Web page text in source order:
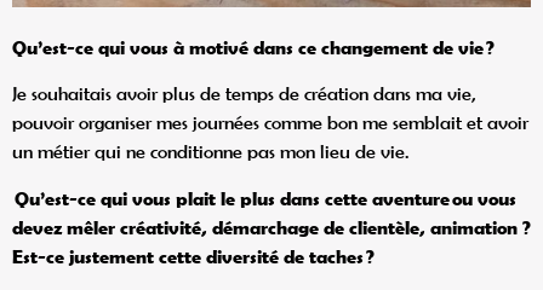
Qu’est-ce qui vous à motivé dans ce changement de vie?
Je souhaitais avoir plus de temps de création dans ma vie,
pouvoir organiser mes journées comme bon me semblait et avoir
un métier qui ne conditionne pas mon lieu de vie.
Qu’est-ce qui vous plait le plus dans cette aventure ou vous
devez mêler créativité, démarchage de clientèle, animation ?
Est-ce justement cette diversité de taches?